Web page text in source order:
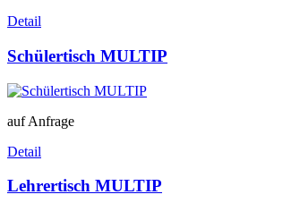
Detail
Schülertisch MULTIP
auf Anfrage
Detail
Lehrertisch MULTIP